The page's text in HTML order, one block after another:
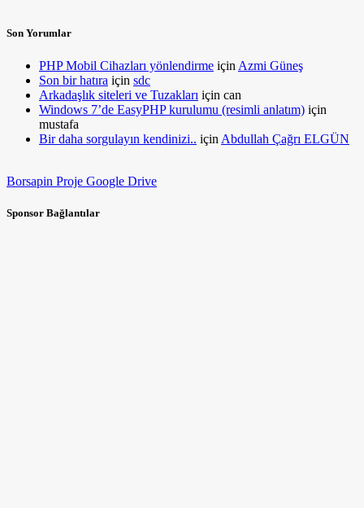
Son Yorumlar
PHP Mobil Cihazları yönlendirme için Azmi Güneş
Son bir hatıra için sdc
Arkadaşlık siteleri ve Tuzakları için can
Windows 7’de EasyPHP kurulumu (resimli anlatım) için
mustafa
Bir daha sorgulayın kendinizi.. için Abdullah Çağrı ELGÜN
Borsapin Proje Google Drive
Sponsor Bağlantılar